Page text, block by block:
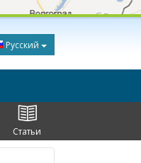
Русский
Статьи